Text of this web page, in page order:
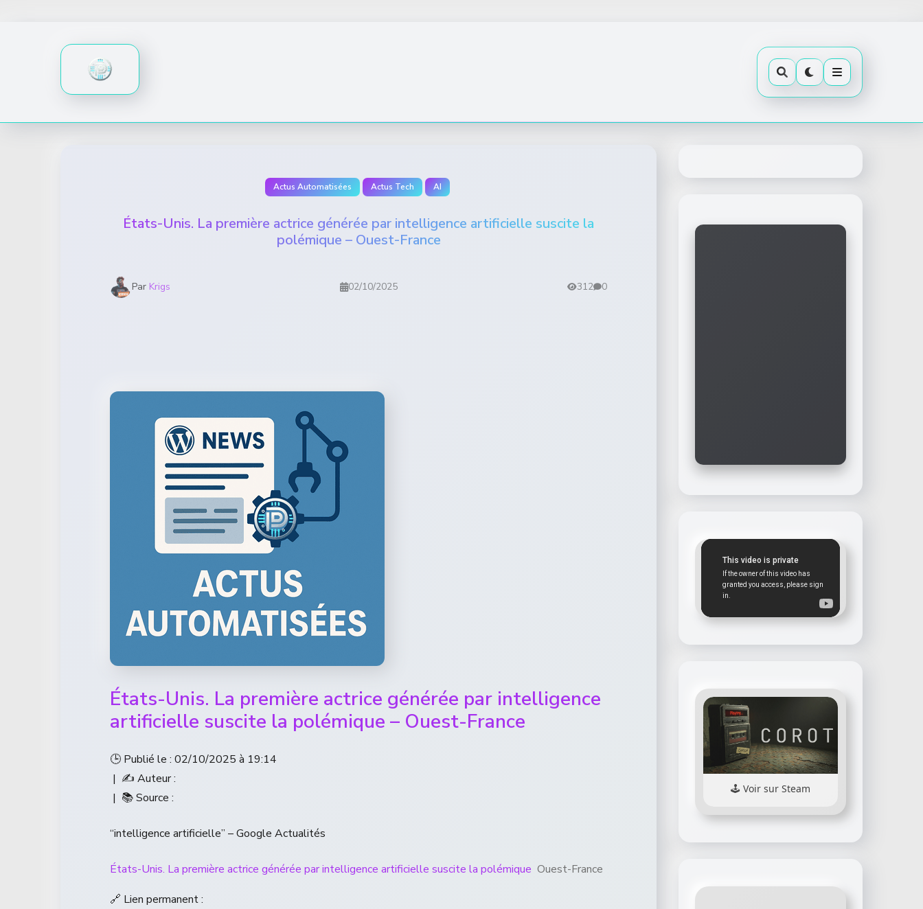
Actus Automatisées Actus Tech AI
États-Unis. La première actrice générée par intelligence artificielle suscite la
polémique – Ouest-France
Par Krigs 02/10/2025 312 0
États-Unis. La première actrice générée par intelligence
artificielle suscite la polémique – Ouest-France
🕒 Publié le : 02/10/2025 à 19:14
| ✍️ Auteur :
| 📚 Source :
“intelligence artificielle” – Google Actualités
États-Unis. La première actrice générée par intelligence artificielle suscite la polémique Ouest-France
🔗 Lien permanent :
Voir sur Steam